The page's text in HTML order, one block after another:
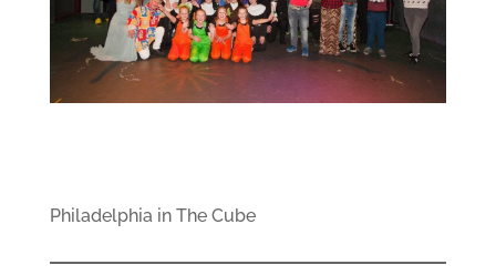
Philadelphia in The Cube